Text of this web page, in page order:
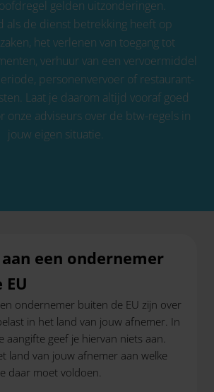
gelden uitzonderingen.
als de dienst betrekking heeft op
het verlenen van toegang tot
verhuur van een vervoermiddel
personenvervoer of restaurant-
Laat je daarom altijd vooraf goed
onze adviseurs over de btw-regels in
jouw eigen situatie.
een ondernemer
ondernemer buiten de EU zijn over
in het land van jouw afnemer. In
aangifte geef je hiervan niets aan.
land van jouw afnemer aan welke
daar moet voldoen.